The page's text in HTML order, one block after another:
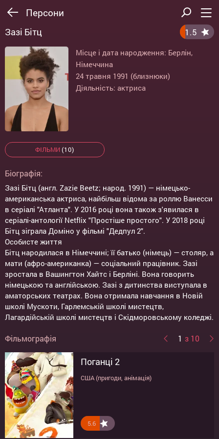
Персони
Зазі Бітц 1.5
Місце і дата народження: Берлін,
Німеччина
24 травня 1991 (близнюки)
Діяльність: актриса
ФІЛЬМИ (10)
Біографія:
Зазі Бітц (англ. Zazie Beetz; народ. 1991) — німецько-
американська актриса, найбільш відома за роллю Ванесси
в серіалі "Атланта". У 2016 році вона також з'явилася в
серіалі-антології Netflix "Простіше простого". У 2018 році
Бітц зіграла Доміно у фільмі "Дедпул 2".
Особисте життя
Бітц народилася в Німеччині; її батько (німець) — столяр, а
мати (афро-американка) — соціальний працівник. Зазі
зростала в Вашингтон Хайтс і Берліні. Вона говорить
німецькою та англійською. Зазі з дитинства виступала в
аматорських театрах. Вона отримала навчання в Новій
школі Мускоти, Гарлемській школі мистецтв,
Лагардійській школі мистецтв і Скідморовському коледжі.
Фільмографія 1 з 10
Поганці 2
США (пригоди, анімація)
5.6
Удачі, розважайтеся, не
помріть
0
Джокер: Божевілля на двох
США (трилер, драма, мюзикл)
7.2
Швидкісний поїзд
США (трилер, екшн)
7.5
Поганці
США (пригоди, анімація)
6.8
Пончари. Глобальне
заокруглення
5.9
Джокер
США (драма, бойовик, кримінал)
7.1
Проти всіх ворогів: Історія
Джин Сіберг
3.8
Дедпул 2
США (фантастика, комедія, бойовик,
8.2
Геошторм
США (фантастика, трилер, бойовик)
7.6